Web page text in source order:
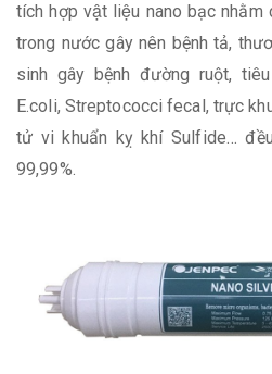
tích hợp vật liệu nano bạc nhằm
trong nước gây nên bệnh tả,
sinh gây bệnh đường ruột,
E.coli, Streptococci fecal, trực
tử vi khuẩn kỵ khí Sulfide…
99,99%.